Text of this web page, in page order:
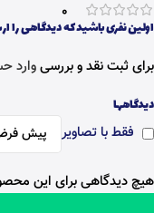
0
دیدگاهها
فقط با تصاویر
هیچ دیدگاهی برای این
اولین نفری باشید که دیدگاهی را
برای ثبت نقد و بررسیوارد